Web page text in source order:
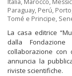
Italia, Marocco,
Paraguay, Perú,
Tomé e Principe,
La casa editrice
dalla Fondazione
collaborazione con
annuncia la
riviste scientifiche.